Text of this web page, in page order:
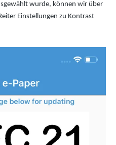
wurde, können wir über
Einstellungen zu Kontrast